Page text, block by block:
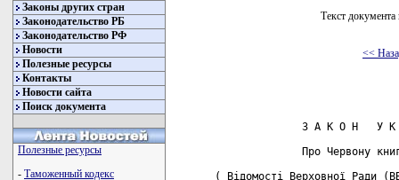
Законы других стран
Законодательство РБ
Законодательство РФ
Новости
Полезные ресурсы
Контакты
Новости сайта
Поиск документа
Полезные ресурсы
- Таможенный кодекс
Текст
<<